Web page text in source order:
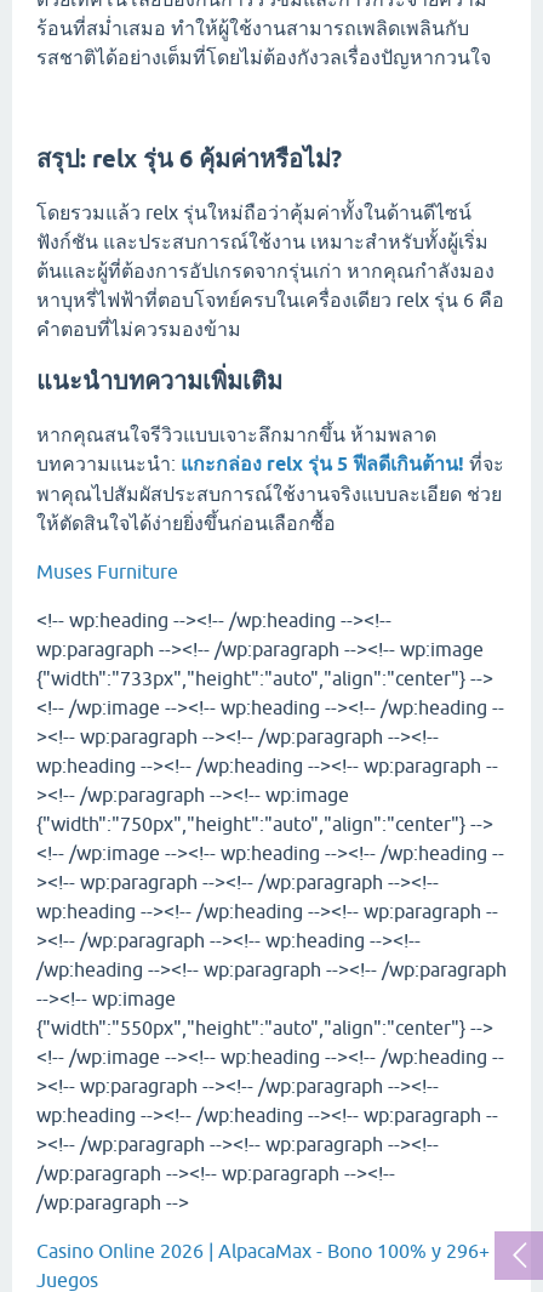
ร้อนที่สม่ำเสมอ ทำให้ผู้ใช้งานสามารถเพลิดเพลินกับ
รสชาติได้อย่างเต็มที่โดยไม่ต้องกังวลเรื่องปัญหากวนใจ
สรุป: relx รุ่น 6 คุ้มค่าหรือไม่?
โดยรวมแล้ว relx รุ่นใหม่ถือว่าคุ้มค่าทั้งในด้านดีไซน์
ฟังก์ชัน และประสบการณ์ใช้งาน เหมาะสำหรับทั้งผู้เริ่ม
ต้นและผู้ที่ต้องการอัปเกรดจากรุ่นเก่า หากคุณกำลังมอง
หาบุหรี่ไฟฟ้าที่ตอบโจทย์ครบในเครื่องเดียว relx รุ่น 6 คือ
คำตอบที่ไม่ควรมองข้าม
แนะนำบทความเพิ่มเติม
หากคุณสนใจรีวิวแบบเจาะลึกมากขึ้น ห้ามพลาด
บทความแนะนำ: แกะกล่อง relx รุ่น 5 ฟีลดีเกินต้าน! ที่จะ
พาคุณไปสัมผัสประสบการณ์ใช้งานจริงแบบละเอียด ช่วย
ให้ตัดสินใจได้ง่ายยิ่งขึ้นก่อนเลือกซื้อ
Muses Furniture
<!-- wp:heading --><!-- /wp:heading --><!--
wp:paragraph --><!-- /wp:paragraph --><!-- wp:image
{"width":"733px","height":"auto","align":"center"} -->
<!-- /wp:image --><!-- wp:heading --><!-- /wp:heading --
><!-- wp:paragraph --><!-- /wp:paragraph --><!--
wp:heading --><!-- /wp:heading --><!-- wp:paragraph --
><!-- /wp:paragraph --><!-- wp:image
{"width":"750px","height":"auto","align":"center"} -->
<!-- /wp:image --><!-- wp:heading --><!-- /wp:heading --
><!-- wp:paragraph --><!-- /wp:paragraph --><!--
wp:heading --><!-- /wp:heading --><!-- wp:paragraph --
><!-- /wp:paragraph --><!-- wp:heading --><!--
/wp:heading --><!-- wp:paragraph --><!-- /wp:paragraph
--><!-- wp:image
{"width":"550px","height":"auto","align":"center"} -->
<!-- /wp:image --><!-- wp:heading --><!-- /wp:heading --
><!-- wp:paragraph --><!-- /wp:paragraph --><!--
wp:heading --><!-- /wp:heading --><!-- wp:paragraph --
><!-- /wp:paragraph --><!-- wp:paragraph --><!--
/wp:paragraph --><!-- wp:paragraph --><!--
/wp:paragraph -->
Casino Online 2026 | AlpacaMax - Bono 100% y 296+
Juegos